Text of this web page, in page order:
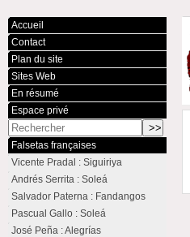
Accueil
Contact
Plan du site
Sites Web
En résumé
Espace privé
Falsetas françaises
Vicente Pradal : Siguiriya
Andrés Serrita : Soleá
Salvador Paterna : Fandangos
Pascual Gallo : Soleá
José Peña : Alegrías